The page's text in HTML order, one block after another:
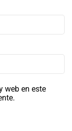
web en este